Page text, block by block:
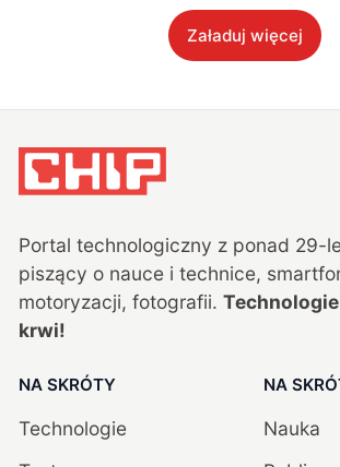
Załaduj więcej
Portal technologiczny z ponad 29-
piszący o nauce i technice,
motoryzacji, fotografii.
krwi!
NA SKRÓTY
Technologie
NA
Nauka